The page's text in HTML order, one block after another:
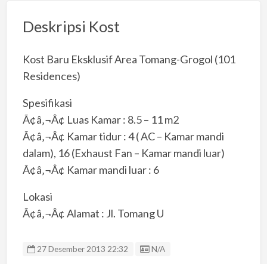
Deskripsi Kost
Kost Baru Eksklusif Area Tomang-Grogol (101
Residences)
Spesifikasi
Ã¢â‚¬Â¢ Luas Kamar : 8.5 – 11 m2
Ã¢â‚¬Â¢ Kamar tidur : 4 ( AC – Kamar mandi
dalam), 16 (Exhaust Fan – Kamar mandi luar)
Ã¢â‚¬Â¢ Kamar mandi luar : 6
Lokasi
Ã¢â‚¬Â¢ Alamat : Jl. Tomang U
27 Desember 2013 22:32 Listing ID
N/A